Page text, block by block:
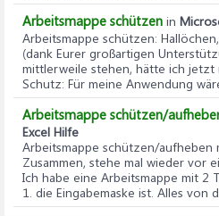
Arbeitsmappe schützen in
Arbeitsmappe schützen:
(dank Eurer großartigen
mittlerweile stehen, hätte ich jetzt
Schutz: Für meine Anwendung
Arbeitsmappe schützen/
Excel Hilfe
Arbeitsmappe schützen/aufheben
Zusammen, stehe mal wieder vor
Ich habe eine Arbeitsmappe mit 2
1. die Eingabemaske ist. Alles von